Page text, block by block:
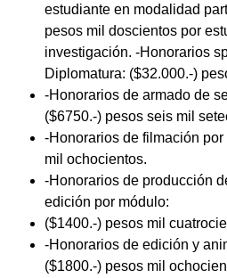
estudiante en modalidad
pesos mil doscientos por
investigación. -Honorarios
Diplomatura: ($32.000.-)
-Honorarios de armado de
($6750.-) pesos seis mil
-Honorarios de filmación
mil ochocientos.
-Honorarios de producción
edición por módulo:
($1400.-) pesos mil
-Honorarios de edición y
($1800.-) pesos mil